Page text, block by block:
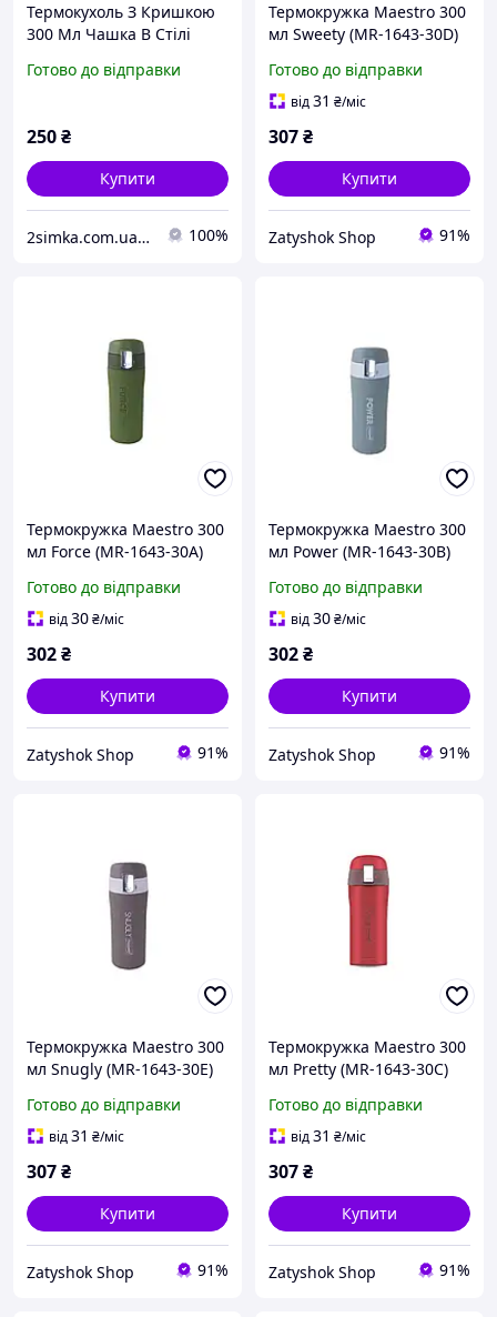
Термокухоль З Кришкою
300 Мл Чашка В Стілі
Готово до відправки
250₴
Купити
2simka.com.ua - Інтернет магазин товарів для дому 100%
Термокружка Maestro 300
мл Sweety (MR-1643-30D)
Готово до відправки
від31 ₴/міс
307₴
Купити
Zatyshok Shop 91%
Термокружка Maestro 300
мл Force (MR-1643-30A)
Готово до відправки
від30₴/міс
302₴
Купити
Zatyshok Shop 91%
Термокружка Maestro 300
мл Power (MR-1643-30B)
Готово до відправки
від30₴/міс
302₴
Купити
Zatyshok Shop 91%
Термокружка Maestro 300
мл Snugly (MR-1643-30E)
Готово до відправки
від31 ₴/міс
307₴
Купити
Zatyshok Shop 91%
Термокружка Maestro 300
мл Pretty (MR-1643-30C)
Готово до відправки
від31 ₴/міс
307₴
Купити
Zatyshok Shop 91%